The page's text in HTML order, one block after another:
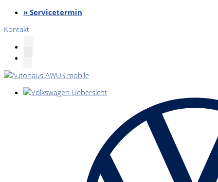
» Servicetermin
Kontakt